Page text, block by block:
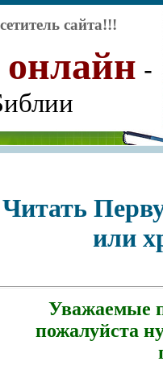
сайта!!!
онлайн -
Читать
или
Уважаемые
пожалуйста